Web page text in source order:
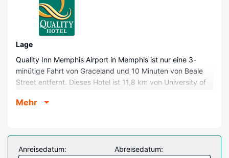
Lage
Quality Inn Memphis Airport in Memphis ist nur eine 3-
minütige Fahrt von Graceland und 10 Minuten von Beale
Street entfernt. Dieses Hotel ist 11,8 km von University of
Zimmer
Kühlschrank und Mikrowelle wie zu Hause. 42 Zoll groáe
LCD-Fernseher mit Kabelempfang sorgen fr gute
Mehr
Anreisedatum: Abreisedatum: